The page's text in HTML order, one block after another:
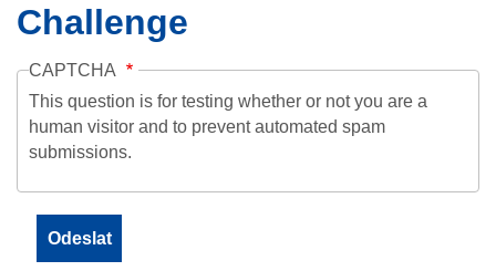
Challenge
CAPTCHA
This question is for testing whether or not you are a
human visitor and to prevent automated spam
submissions.